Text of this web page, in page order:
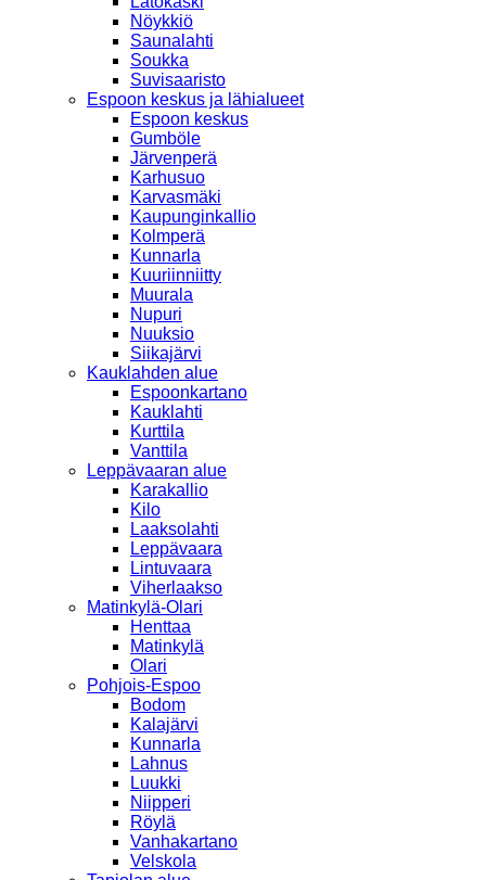
Nöykkiö
Saunalahti
Soukka
Suvisaaristo
Espoon keskus ja lähialueet
Espoon keskus
Gumböle
Järvenperä
Karhusuo
Karvasmäki
Kaupunginkallio
Kolmperä
Kunnarla
Kuuriinniitty
Muurala
Nupuri
Nuuksio
Siikajärvi
Kauklahden alue
Espoonkartano
Kauklahti
Kurttila
Vanttila
Leppävaaran alue
Karakallio
Kilo
Laaksolahti
Leppävaara
Lintuvaara
Viherlaakso
Matinkylä-Olari
Henttaa
Matinkylä
Olari
Pohjois-Espoo
Bodom
Kalajärvi
Kunnarla
Lahnus
Luukki
Niipperi
Röylä
Vanhakartano
Velskola